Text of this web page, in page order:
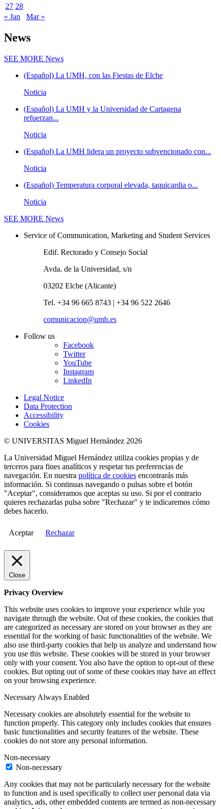
27 28
« Jan
Mar »
News
SEE MORE News
(Español) La UMH, con las Fiestas de Elche
Noticia
(Español) La UMH y la Universidad de Cartagena
refuerzan...
Noticia
(Español) La UMH lidera un proyecto subvencionado con...
Noticia
(Español) Temperatura corporal elevada, taquicardia o...
Noticia
SEE MORE News
Service of Communication, Marketing and Student Services
Edif. Rectorado y Consejo Social
Avda. de la Universidad, s/n
03202 Elche (Alicante)
Tel. +34 96 665 8743 | +34 96 522 2646
comunicacion@umh.es
Follow us
Facebook
Twitter
YouTube
Instagram
LinkedIn
Legal Notice
Data Protection
Accessibility
Cookies
© UNIVERSITAS Miguel Hernández 2026
La Universidad Miguel Hernández utiliza cookies propias y de
terceros para fines analíticos y respetar tus preferencias de
navegación. En nuestra política de cookies encontrarás más
información. Si continuas navegando o pulsas sobre el botón
"Aceptar", consideramos que aceptas su uso. Si por el contrario
quieres rechazarlas pulsa sobre "Rechazar" y te indicaremos cómo
debes hacerlo.
Aceptar Rechazar
Close
Privacy Overview
This website uses cookies to improve your experience while you
navigate through the website. Out of these cookies, the cookies that
are categorized as necessary are stored on your browser as they are
essential for the working of basic functionalities of the website. We
also use third-party cookies that help us analyze and understand how
you use this website. These cookies will be stored in your browser
only with your consent. You also have the option to opt-out of these
cookies. But opting out of some of these cookies may have an effect
on your browsing experience.
Necessary Always Enabled
Necessary cookies are absolutely essential for the website to
function properly. This category only includes cookies that ensures
basic functionalities and security features of the website. These
cookies do not store any personal information.
Non-necessary
Non-necessary
Any cookies that may not be particularly necessary for the website
to function and is used specifically to collect user personal data via
analytics, ads, other embedded contents are termed as non-necessary